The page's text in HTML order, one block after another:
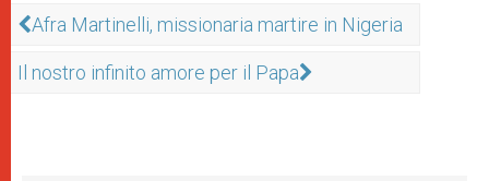
Afra Martinelli, missionaria martire in Nigeria
Il nostro infinito amore per il Papa